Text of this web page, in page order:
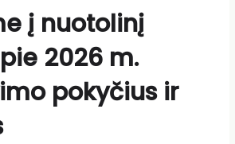
į nuotolinį
2026 m.
pokyčius ir